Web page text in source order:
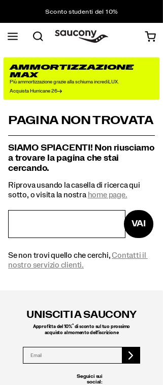
Sconto studenti del 10%
Spedizione gratuita sugli ordini superiori a 75 €
AMMORTIZZAZIONE
MAX
Più ammortizzazione grazie alla schiuma incrediLUX.
Acquista Hurricane 26
PAGINA NON TROVATA
SIAMO SPIACENTI! Non riusciamo
a trovare la pagina che stai
cercando.
Riprova usando la casella di ricerca qui
sotto, o visita la nostra home page.
Se non trovi quello che cerchi,Contatti il ​​
nostro servizio clienti.
VAI
UNISCITI A SAUCONY
Approfitta del 10%*di sconto sul tuo prossimo
acquisto al momento dell’iscrizione
Seguici sui
social: